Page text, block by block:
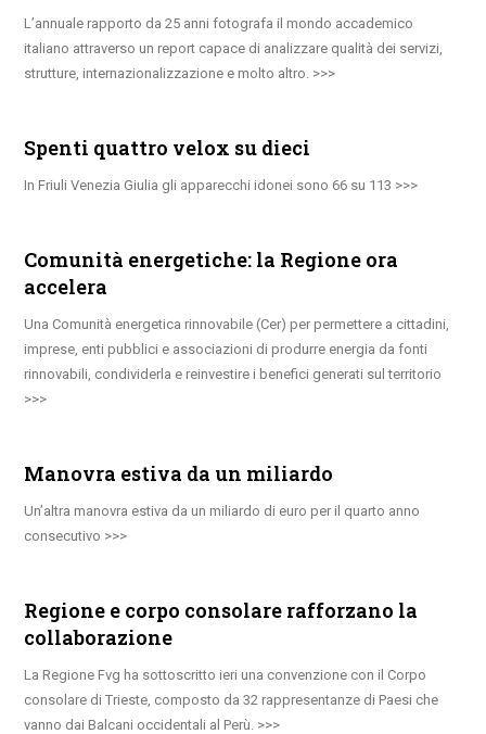
L’annuale rapporto da 25 anni fotografa il mondo accademico
italiano attraverso un report capace di analizzare qualità dei servizi,
strutture, internazionalizzazione e molto altro.
Spenti quattro velox su dieci
In Friuli Venezia Giulia gli apparecchi idonei sono 66 su 113
Comunità energetiche: la Regione ora
accelera
Una Comunità energetica rinnovabile (Cer) per permettere a cittadini,
imprese, enti pubblici e associazioni di produrre energia da fonti
rinnovabili, condividerla e reinvestire i benefici generati sul territorio
Manovra estiva da un miliardo
Un’altra manovra estiva da un miliardo di euro per il quarto anno
consecutivo
Regione e corpo consolare rafforzano la
collaborazione
La Regione Fvg ha sottoscritto ieri una convenzione con il Corpo
consolare di Trieste, composto da 32 rappresentanze di Paesi che
vanno dai Balcani occidentali al Perù.